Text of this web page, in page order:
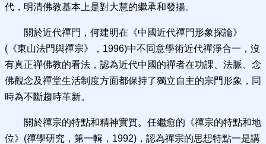
代，明清佛教基本上是對大慧的繼承和發揚。
關於近代禪門，何建明在《中國近代禪門形象探論》
(《東山法門與禪宗》，1996)中不同意學術近代禪淨合一，沒
有真正禪佛教的看法，認為近代中國的禪者在功課、法脈、念
佛觀念及禪堂生活制度方面都保持了獨立自主的宗門形象，同
時為不斷趨時革新。
關於禪宗的特點和精神實質。任繼愈的《禪宗的特點和地
位》(禪學研究，第一輯，1992)，認為禪宗的思想特點一是講